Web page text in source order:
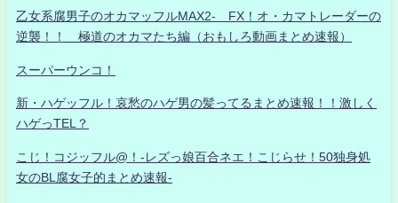
乙女系腐男子のオカマッフルMAX2- FX！オ・カマトレーダーの
逆襲！！ 極道のオカマたち編（おもしろ動画まとめ速報）
スーパーウンコ！
新・ハゲッフル！哀愁のハゲ男の髪ってるまとめ速報！！激しく
ハゲっTEL？
こじ！コジッフル@！-レズっ娘百合ネエ！こじらせ！50独身処
女のBL腐女子的まとめ速報-